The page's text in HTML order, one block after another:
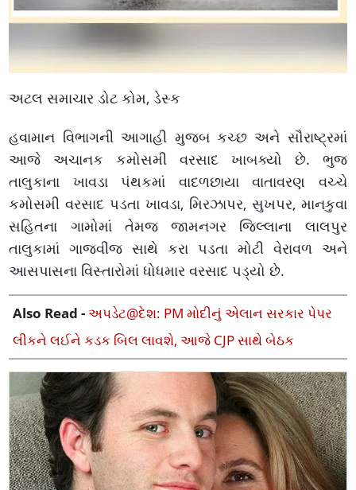
અટલ સમાચાર ડોટ કોમ, ડેસ્ક
હવામાન વિભાગની આગાહી મુજબ કચ્છ અને સૌરાષ્ટ્રમાં
આજે અચાનક કમોસમી વરસાદ ખાબક્યો છે. ભુજ
તાલુકાના ખાવડા પંથકમાં વાદળછાયા વાતાવરણ વચ્ચે
કમોસમી વરસાદ પડતા ખાવડા, મિરઝાપર, સુખપર, માનકુવા
સહિતના ગામોમાં તેમજ જામનગર જિલ્લાના લાલપુર
તાલુકામાં ગાજવીજ સાથે કરા પડતા મોટી વેરાવળ અને
આસપાસના વિસ્તારોમાં ધોધમાર વરસાદ પડ્યો છે.
Also Read -અપડેટ@દેશ: PM મોદીનું એલાન સરકાર પેપર
લીકને લઈને કડક બિલ લાવશે, આજે CJP સાથે બેઠક